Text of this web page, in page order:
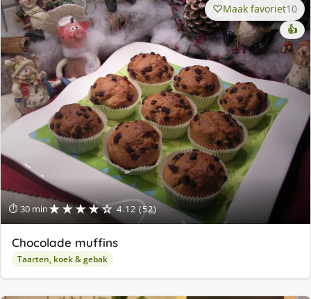
⏱ 30 min★★★★☆ 4.12 (52)
Maak favoriet10
👍
Chocolade muffins
Taarten, koek & gebak